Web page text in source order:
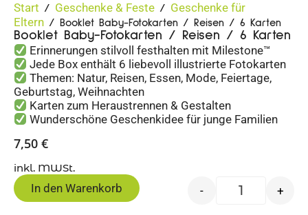
Start / Geschenke & Feste / Geschenke für
Eltern / Booklet Baby-Fotokarten / Reisen / 6 Karten
Booklet Baby-Fotokarten / Reisen / 6 Karten
Erinnerungen stilvoll festhalten mit Milestone™
Jede Box enthält 6 liebevoll illustrierte Fotokarten
Themen: Natur, Reisen, Essen, Mode, Feiertage,
Geburtstag, Weihnachten
Karten zum Heraustrennen & Gestalten
Wunderschöne Geschenkidee für junge Familien
7,50 €
inkl. MWSt.
- +
In den Warenkorb